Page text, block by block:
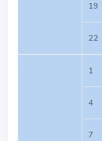
19
22
1
4
7